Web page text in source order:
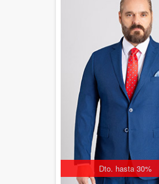
Dto. hasta 30%